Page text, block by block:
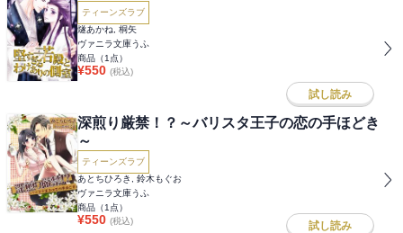
ティーンズラブ
燧あかね, 桐矢
ヴァニラ文庫うふ
商品（1 点）
¥550 (税込)
試し読み
深煎り厳禁！？～バリスタ王子の恋の手ほどき
～
ティーンズラブ
あとちひろき, 鈴木もぐお
ヴァニラ文庫うふ
商品（1 点）
¥550 (税込) 試し読み